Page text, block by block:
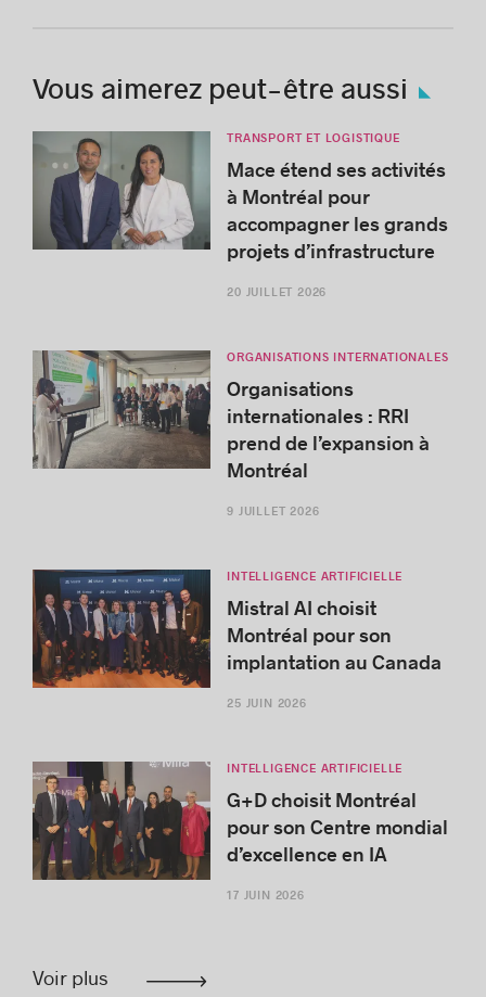
Vous aimerez peut-être aussi
TRANSPORT ET LOGISTIQUE
Mace étend ses activités
à Montréal pour
accompagner les grands
projets d’infrastructure
20 JUILLET 2026
ORGANISATIONS INTERNATIONALES
Organisations
internationales : RRI
prend de l’expansion à
Montréal
9 JUILLET 2026
INTELLIGENCE ARTIFICIELLE
Mistral AI choisit
Montréal pour son
implantation au Canada
25 JUIN 2026
INTELLIGENCE ARTIFICIELLE
G+D choisit Montréal
pour son Centre mondial
d’excellence en IA
17 JUIN 2026
Voir plus